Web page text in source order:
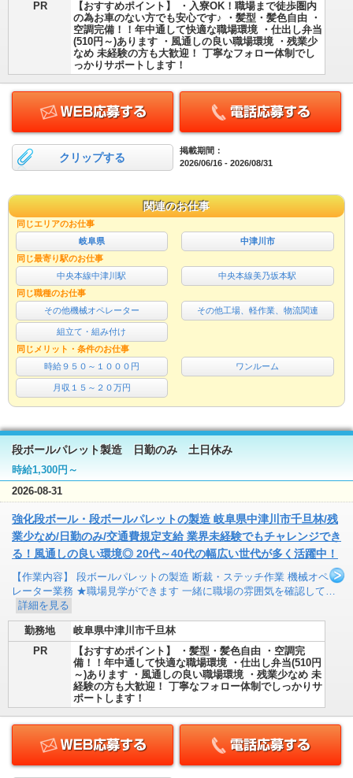
PR
【おすすめポイント】 ・入寮OK！職場まで徒歩圏内
の為お車のない方でも安心です♪ ・髪型・髪色自由 ・
空調完備！！年中通して快適な職場環境 ・仕出し弁当
(510円～)あります ・風通しの良い職場環境 ・残業少
なめ 未経験の方も大歓迎！ 丁寧なフォロー体制でし
っかりサポートします！
クリップする
掲載期間：
2026/06/16 - 2026/08/31
関連のお仕事
同じエリアのお仕事
岐阜県
中津川市
同じ最寄り駅のお仕事
中央本線中津川駅
中央本線美乃坂本駅
同じ職種のお仕事
その他機械オペレーター
その他工場、軽作業、物流関連
組立て・組み付け
同じメリット・条件のお仕事
時給９５０～１０００円
ワンルーム
月収１５～２０万円
段ボールパレット製造 日勤のみ 土日休み
時給1,300円～
2026-08-31
強化段ボール・段ボールパレットの製造 岐阜県中津川市千旦林/残
業少なめ/日勤のみ/交通費規定支給 業界未経験でもチャレンジでき
る！風通しの良い環境◎ 20代～40代の幅広い世代が多く活躍中！
【作業内容】 段ボールパレットの製造 断裁・ステッチ作業 機械オペ
レーター業務 ★職場見学ができます 一緒に職場の雰囲気を確認して…
詳細を見る
勤務地
岐阜県中津川市千旦林
PR
【おすすめポイント】 ・髪型・髪色自由 ・空調完
備！！年中通して快適な職場環境 ・仕出し弁当(510円
～)あります ・風通しの良い職場環境 ・残業少なめ 未
経験の方も大歓迎！ 丁寧なフォロー体制でしっかりサ
ポートします！